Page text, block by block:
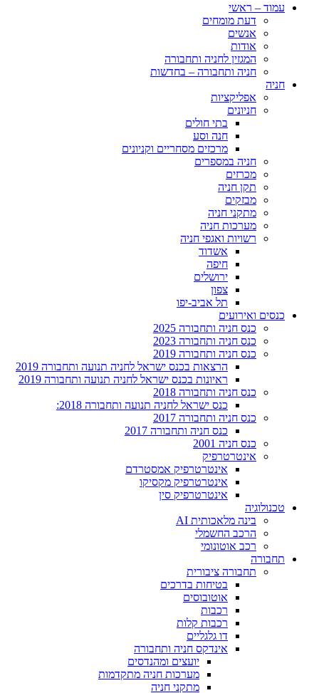
עמוד – ראשי
דעת מומחים
אנשים
אודות
המגזין לחניה ותחבורה
חניה ותחבורה – בחדשות
חניה
אפליקציות
חניונים
בתי חולים
חנה וסע
מרכזים מסחריים וקניונים
חניה במספרים
מכרזים
תקן חניה
מבזקים
מתקני חניה
מערכות חניה
רשויות ואגפי חניה
אשדוד
חיפה
ירושלים
צפון
תל אביב-יפו
כנסים ואירועים
כנס חניה ותחבורה 2025
כנס חניה ותחבורה 2023
כנס חניה ותחבורה 2019
הרצאות בכנס ישראל לחניה תנועה ותחבורה 2019
ראיונות בכנס ישראל לחניה תנועה ותחבורה 2019
כנס חניה ותחבורה 2018
כנס ישראל לחניה תנועה ותחבורה 2018:
כנס חניה ותחבורה 2017
כנס חניה ותחבורה 2017
כנס חניה 2001
אינטרטרפיק
אינטרטרפיק אמסטרדם
אינטרטרפיק מקסיקו
אינטרטרפיק סין
טכנולוגיה
בינה מלאכותית AI
הרכב החשמלי
רכב אוטונומי
תחבורה
תחבורה ציבורית
בטיחות בדרכים
אוטובוסים
רכבות
רכבות קלות
דו גלגליים
אינדקס חניה ותחבורה
יועצים ומהנדסים
מערכות חניה מתקדמות
מתקני חניה